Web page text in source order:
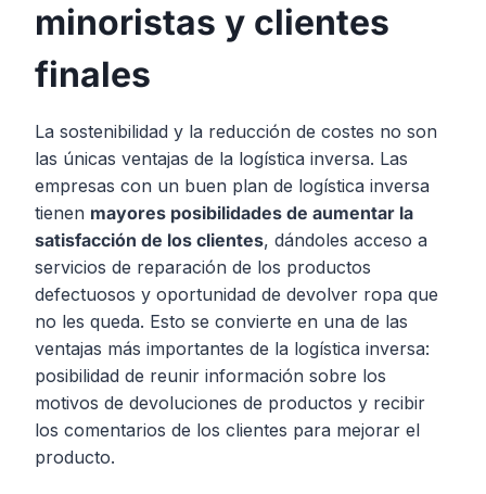
minoristas y clientes
finales
La sostenibilidad y la reducción de costes no son
las únicas ventajas de la logística inversa. Las
empresas con un buen plan de logística inversa
tienen mayores posibilidades de aumentar la
satisfacción de los clientes, dándoles acceso a
servicios de reparación de los productos
defectuosos y oportunidad de devolver ropa que
no les queda. Esto se convierte en una de las
ventajas más importantes de la logística inversa:
posibilidad de reunir información sobre los
motivos de devoluciones de productos y recibir
los comentarios de los clientes para mejorar el
producto.